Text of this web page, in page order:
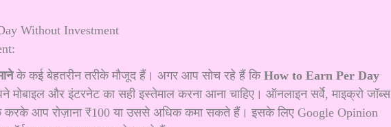
के कई बेहतरीन तरीके मौजूद हैं। अगर आप सोच रहे हैं कि How to Earn Per Day
और इंटरनेट का सही इस्तेमाल करना आना चाहिए। ऑनलाइन सर्वे, माइक्रो जॉब्स
आप रोज़ाना ₹100 या उससे अधिक कमा सकते हैं। इसके लिए Google Opinion